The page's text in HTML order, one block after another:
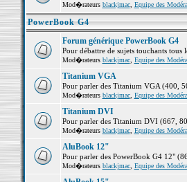
Mod�rateurs blackjmac, Equipe des
PowerBook G4
Forum générique PowerBook G4
Pour débattre de sujets touchants
Mod�rateurs blackjmac, Equipe des
Titanium VGA
Pour parler des Titanium VGA (400,
Mod�rateurs blackjmac, Equipe des
Titanium DVI
Pour parler des Titanium DVI (667,
Mod�rateurs blackjmac, Equipe des
AluBook 12"
Pour parler des PowerBook G4 12"
Mod�rateurs blackjmac, Equipe des